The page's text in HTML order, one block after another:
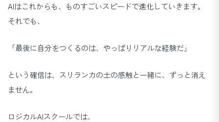
AIはこれからも、ものすごいスピードで進化していきます。
それでも、
「最後に自分をつくるのは、やっぱりリアルな経験だ」
という確信は、スリランカの土の感触と一緒に、ずっと消え
ません。
ロジカルAIスクールでは、